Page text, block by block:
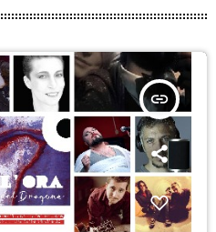
insert_link